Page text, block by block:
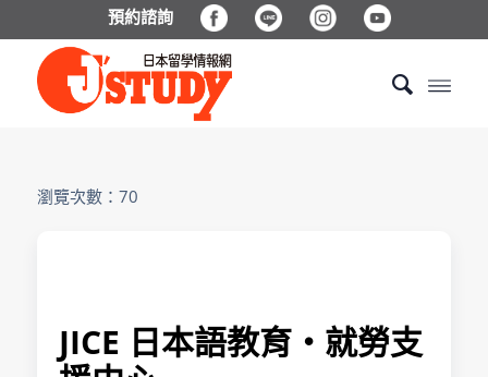
預約諮詢
瀏覽次數：70
JICE 日本語教育・就勞支